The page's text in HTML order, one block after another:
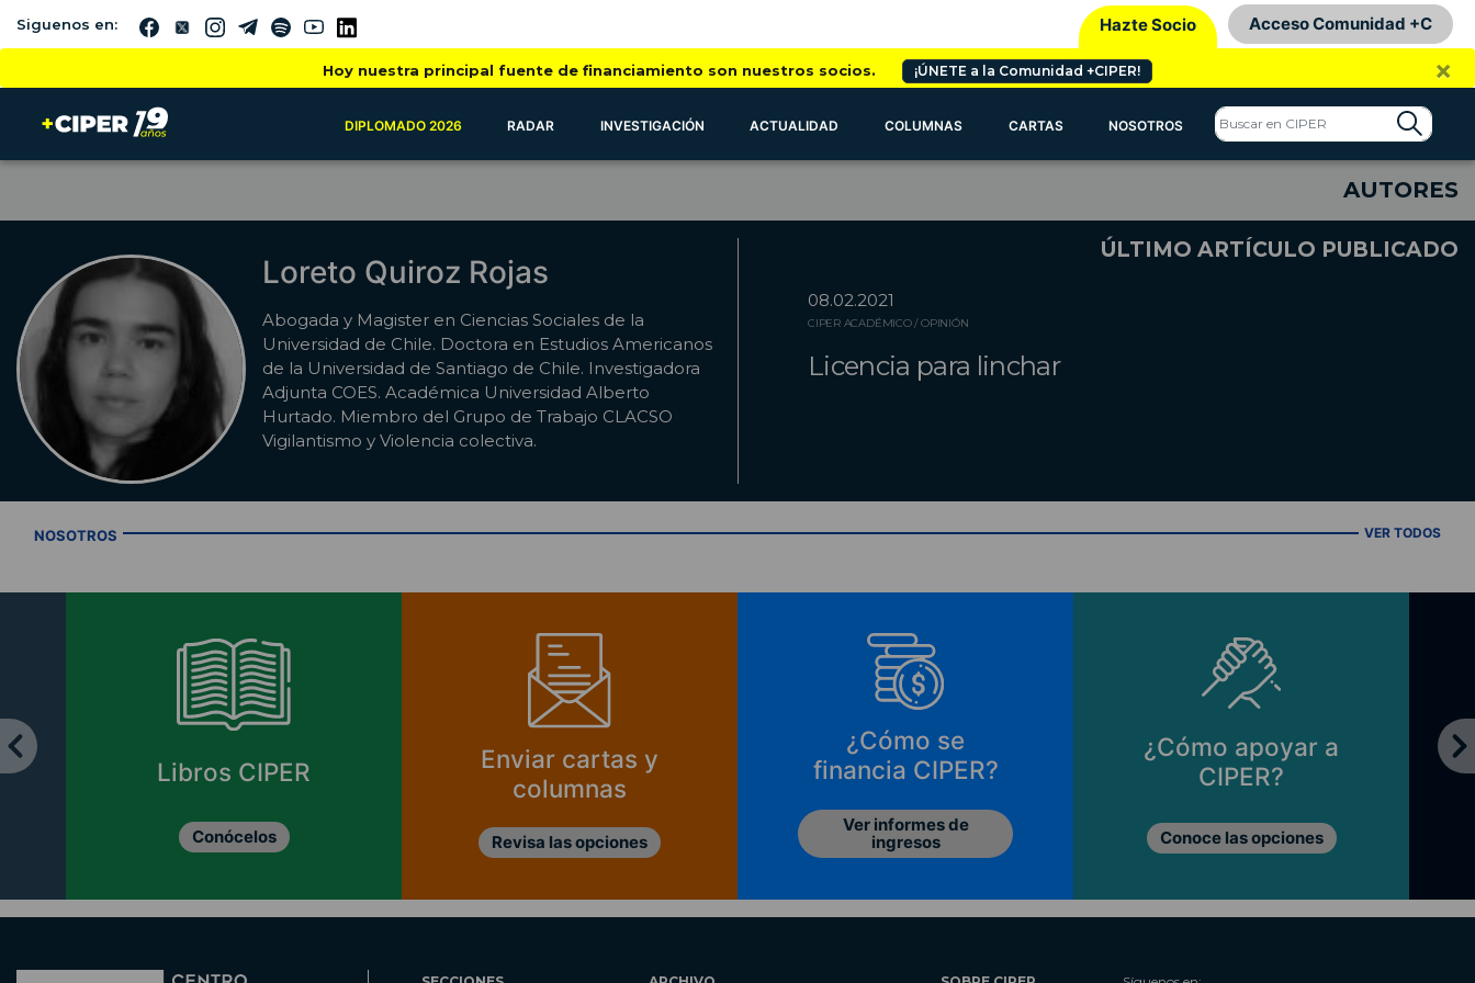
Siguenos en: Hazte Socio Acceso Comunidad +C
Hoy nuestra principal fuente de financiamiento son nuestros socios. ¡ÚNETE a la Comunidad +CIPER! ×
DIPLOMADO 2026 RADAR INVESTIGACIÓN ACTUALIDAD COLUMNAS CARTAS NOSOTROS
AUTORES
Loreto Quiroz Rojas
Abogada y Magister en Ciencias Sociales de la
Universidad de Chile. Doctora en Estudios Americanos
de la Universidad de Santiago de Chile. Investigadora
Adjunta COES. Académica Universidad Alberto
Hurtado. Miembro del Grupo de Trabajo CLACSO
Vigilantismo y Violencia colectiva.
ÚLTIMO ARTÍCULO PUBLICADO
08.02.2021
CIPER ACADÉMICO / OPINIÓN
Licencia para linchar
NOSOTROS VER TODOS
Libros CIPER
Conócelos
Enviar cartas y
columnas
Revisa las opciones
¿Cómo se
financia CIPER?
Ver informes de
ingresos
¿Cómo apoyar a
CIPER?
Conoce las opciones